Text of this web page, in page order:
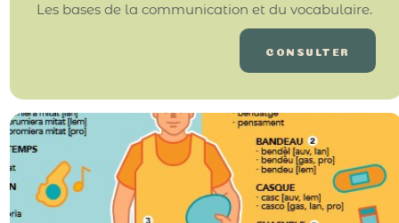
Les bases de la communication et du vocabulaire.
CONSULTER